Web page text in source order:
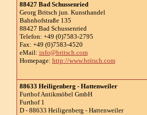
88427 Bad Schussenried
Georg Britsch jun. Kunsthandel
Bahnhofstraße 135
88427 Bad Schussenried
Telefon: +49 (0)7583-2795
Fax: +49 (0)7583-4520
eMail: info@britsch.com
Homepage: http://www.britsch.com
88633 Heiligenberg - Hattenweiler
Furthof Antikmöbel GmbH
Furthof 1
D - 88633 Heiligenberg - Hattenweiler